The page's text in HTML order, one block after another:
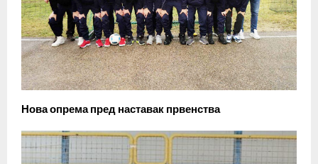
Нова опрема пред наставак првенства